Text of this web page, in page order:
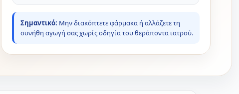
Σημαντικό: Μην διακόπτετε φάρμακα ή αλλάζετε τη
συνήθη αγωγή σας χωρίς οδηγία του θεράποντα ιατρού.